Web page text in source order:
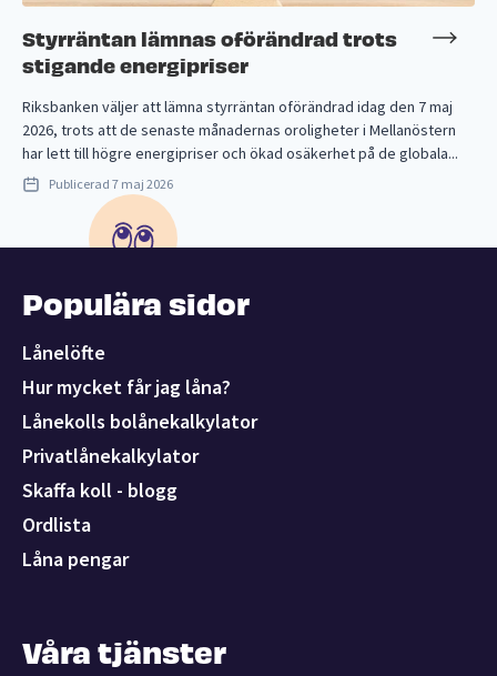
Styrräntan lämnas oförändrad trots
stigande energipriser
Riksbanken väljer att lämna styrräntan oförändrad idag den 7 maj
2026, trots att de senaste månadernas oroligheter i Mellanöstern
har lett till högre energipriser och ökad osäkerhet på de globala...
Publicerad 7 maj 2026
Populära sidor
Lånelöfte
Hur mycket får jag låna?
Lånekolls bolånekalkylator
Privatlånekalkylator
Skaffa koll - blogg
Ordlista
Låna pengar
Våra tjänster